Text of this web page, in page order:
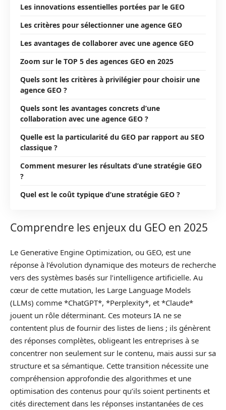
Les innovations essentielles portées par le GEO
Les critères pour sélectionner une agence GEO
Les avantages de collaborer avec une agence GEO
Zoom sur le TOP 5 des agences GEO en 2025
Quels sont les critères à privilégier pour choisir une
agence GEO ?
Quels sont les avantages concrets d’une
collaboration avec une agence GEO ?
Quelle est la particularité du GEO par rapport au SEO
classique ?
Comment mesurer les résultats d’une stratégie GEO
?
Quel est le coût typique d’une stratégie GEO ?
Comprendre les enjeux du GEO en 2025
Le Generative Engine Optimization, ou GEO, est une
réponse à l’évolution dynamique des moteurs de recherche
vers des systèmes basés sur l’intelligence artificielle. Au
cœur de cette mutation, les Large Language Models
(LLMs) comme *ChatGPT*, *Perplexity*, et *Claude*
jouent un rôle déterminant. Ces moteurs IA ne se
contentent plus de fournir des listes de liens ; ils génèrent
des réponses complètes, obligeant les entreprises à se
concentrer non seulement sur le contenu, mais aussi sur sa
structure et sa sémantique. Cette transition nécessite une
compréhension approfondie des algorithmes et une
optimisation des contenus pour qu’ils soient pertinents et
cités directement dans les réponses instantanées de ces